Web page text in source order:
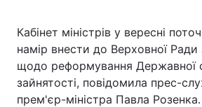
Кабінет міністрів у вересні
намір внести до Верховної
щодо реформування Державної
зайнятості, повідомила прес-
прем'єр-міністра Павла Розенка.